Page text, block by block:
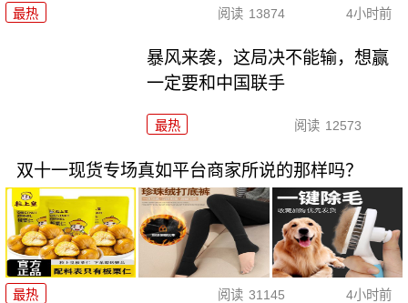
最热 阅读 13874 4小时前
暴风来袭，这局决不能输，想赢
一定要和中国联手
最热 阅读 12573
双十一现货专场真如平台商家所说的那样吗？
最热 阅读 31145 4小时前